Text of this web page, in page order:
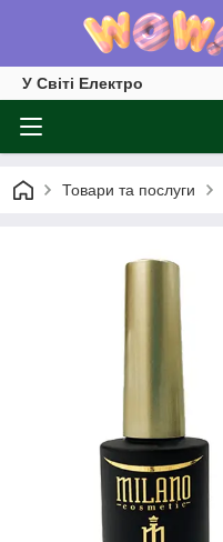
У Світі Електро
Товари та послуги